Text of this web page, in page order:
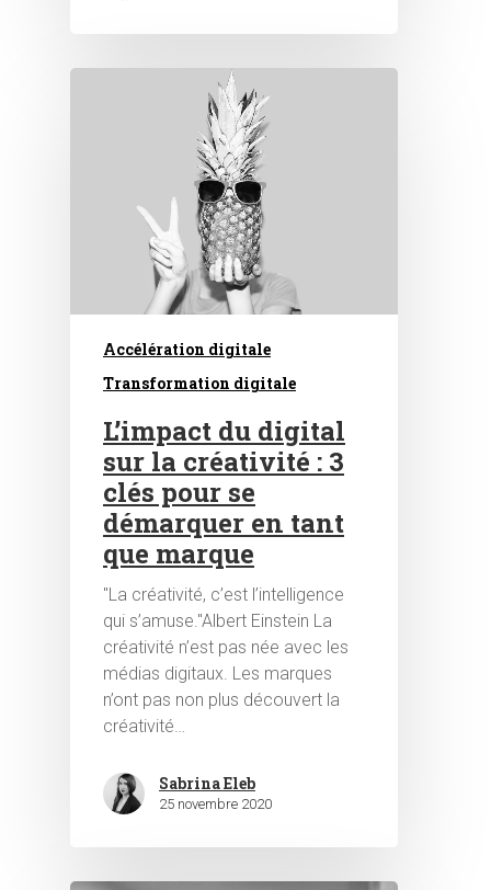
Accélération digitale
Transformation digitale
L’impact du digital
sur la créativité : 3
clés pour se
démarquer en tant
que marque
"La créativité, c’est l’intelligence
qui s’amuse."Albert Einstein La
créativité n’est pas née avec les
médias digitaux. Les marques
n’ont pas non plus découvert la
créativité…
Sabrina Eleb
25 novembre 2020